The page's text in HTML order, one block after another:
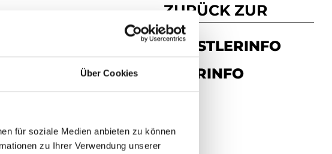
Über Cookies
für soziale Medien anbieten zu können
zu Ihrer Verwendung unserer
ZURÜCK ZUR
KÜNSTLERINFO
TOURINFO